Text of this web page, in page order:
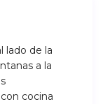
lado de la
a la
cocina